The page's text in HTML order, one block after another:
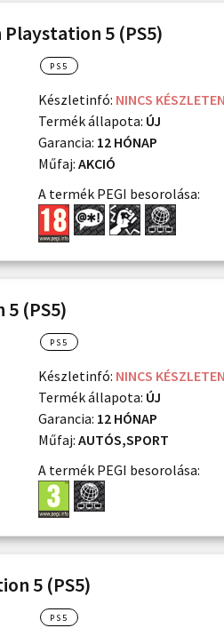
5 (PS5)
PS5
Készletinfó: NINCS KÉSZLETEN
Termék állapota: ÚJ
Garancia: 12 HÓNAP
Műfaj: AKCIÓ
A termék PEGI besorolása:
5 (PS5)
PS5
Készletinfó: NINCS KÉSZLETEN
Termék állapota: ÚJ
Garancia: 12 HÓNAP
Műfaj: AUTÓS,SPORT
A termék PEGI besorolása:
5 (PS5)
PS5